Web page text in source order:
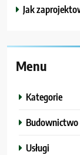
Jak
Menu
Kategorie
Budownictwo
Usługi